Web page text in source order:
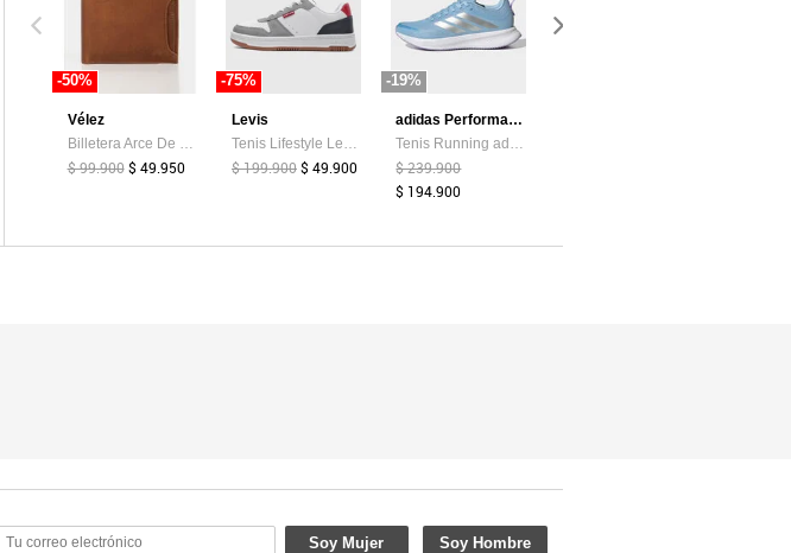
-50%
Vélez
$ 99.900 $ 49.950
-75%
Levis
$ 199.900$ 49.900
-19%
adidas Performance
$ 239.900
$ 194.900
Soy Mujer Soy Hombre